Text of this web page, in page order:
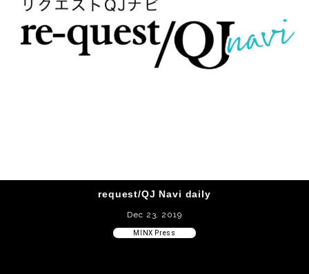
request/QJ Navi daily
Dec 23, 2019
MINX Press